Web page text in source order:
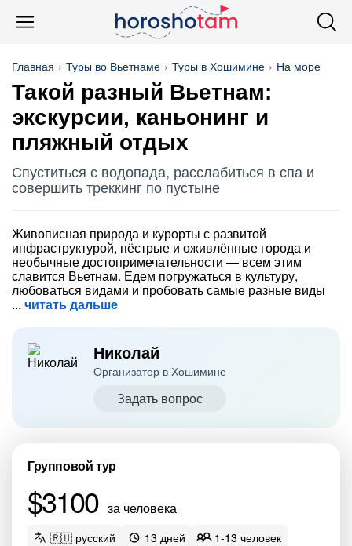
Главная Туры во Вьетнаме Туры в Хошимине На море
Такой разный Вьетнам:
экскурсии, каньонинг и
пляжный отдых
Спуститься с водопада, расслабиться в спа и
совершить треккинг по пустыне
Живописная природа и курорты с развитой
инфраструктурой, пёстрые и оживлённые города и
необычные достопримечательности — всем этим
славится Вьетнам. Едем погружаться в культуру,
любоваться видами и пробовать самые разные виды
читать дальше
Николай
Организатор в Хошимине
Задать вопрос
Групповой тур
$3100 за человека
🇷🇺 русский 13 дней
1-13 человек